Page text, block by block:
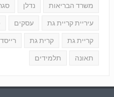
משרד הבריאות נדלן
עיריית קריית גת עסקים
קריית גת קרית גת
תאונה תלמידים